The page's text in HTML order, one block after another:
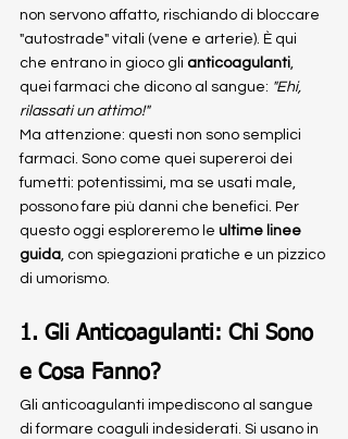
non servono affatto, rischiando di bloccare
"autostrade" vitali (vene e arterie). È qui
che entrano in gioco gli anticoagulanti,
quei farmaci che dicono al sangue: "Ehi,
rilassati un attimo!"
Ma attenzione: questi non sono semplici
farmaci. Sono come quei supereroi dei
fumetti: potentissimi, ma se usati male,
possono fare più danni che benefici. Per
questo oggi esploreremo le ultime linee
guida, con spiegazioni pratiche e un pizzico
di umorismo.
1. Gli Anticoagulanti: Chi Sono
e Cosa Fanno?
Gli anticoagulanti impediscono al sangue
di formare coaguli indesiderati. Si usano in